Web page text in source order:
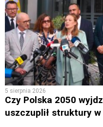
5 sierpnia 2026
Czy Polska 2050
uszczuplił struktury